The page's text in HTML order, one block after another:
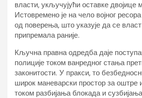
власти, укључујући оставке двојице
Истовремено је на чело војног
од поверења, што указује да се
припремала раније.
Кључна правна одредба даје
полиције током ванредног стања
законитости. У пракси, то
широк маневарски простор за оштре
током разбијања блокада и